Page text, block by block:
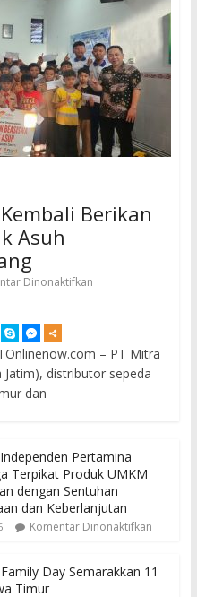
Berikan
Asuh
Dinonaktifkan
– PT Mitra
distributor sepeda
dan
Pertamina
Terpikat Produk UMKM
dengan Sentuhan
dan Keberlanjutan
Komentar Dinonaktifkan
Day Semarakkan 11
Timur